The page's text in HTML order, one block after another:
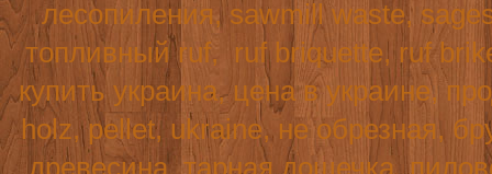
лесопиления,sawmill waste,
топливныйruf, ruf briquette, ruf
купить украина, цена в украине,
holz,pellet, ukraine, не обрезная,